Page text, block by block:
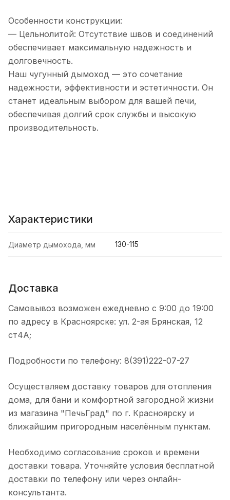
Особенности конструкции:
— Цельнолитой: Отсутствие швов и соединений
обеспечивает максимальную надежность и
долговечность.
Наш чугунный дымоход — это сочетание
надежности, эффективности и эстетичности. Он
станет идеальным выбором для вашей печи,
обеспечивая долгий срок службы и высокую
производительность.
Характеристики
Диаметр дымохода, мм 130-115
Доставка
Самовывоз возможен ежедневно с 9:00 до 19:00
по адресу в Красноярске: ул. 2-ая Брянская, 12
ст4А;
Подробности по телефону: 8(391)222-07-27
Осуществляем доставку товаров для отопления
дома, для бани и комфортной загородной жизни
из магазина "ПечьГрад" по г. Красноярску и
ближайшим пригородным населённым пунктам.
Необходимо согласование сроков и времени
доставки товара. Уточняйте условия бесплатной
доставки по телефону или через онлайн-
консультанта.